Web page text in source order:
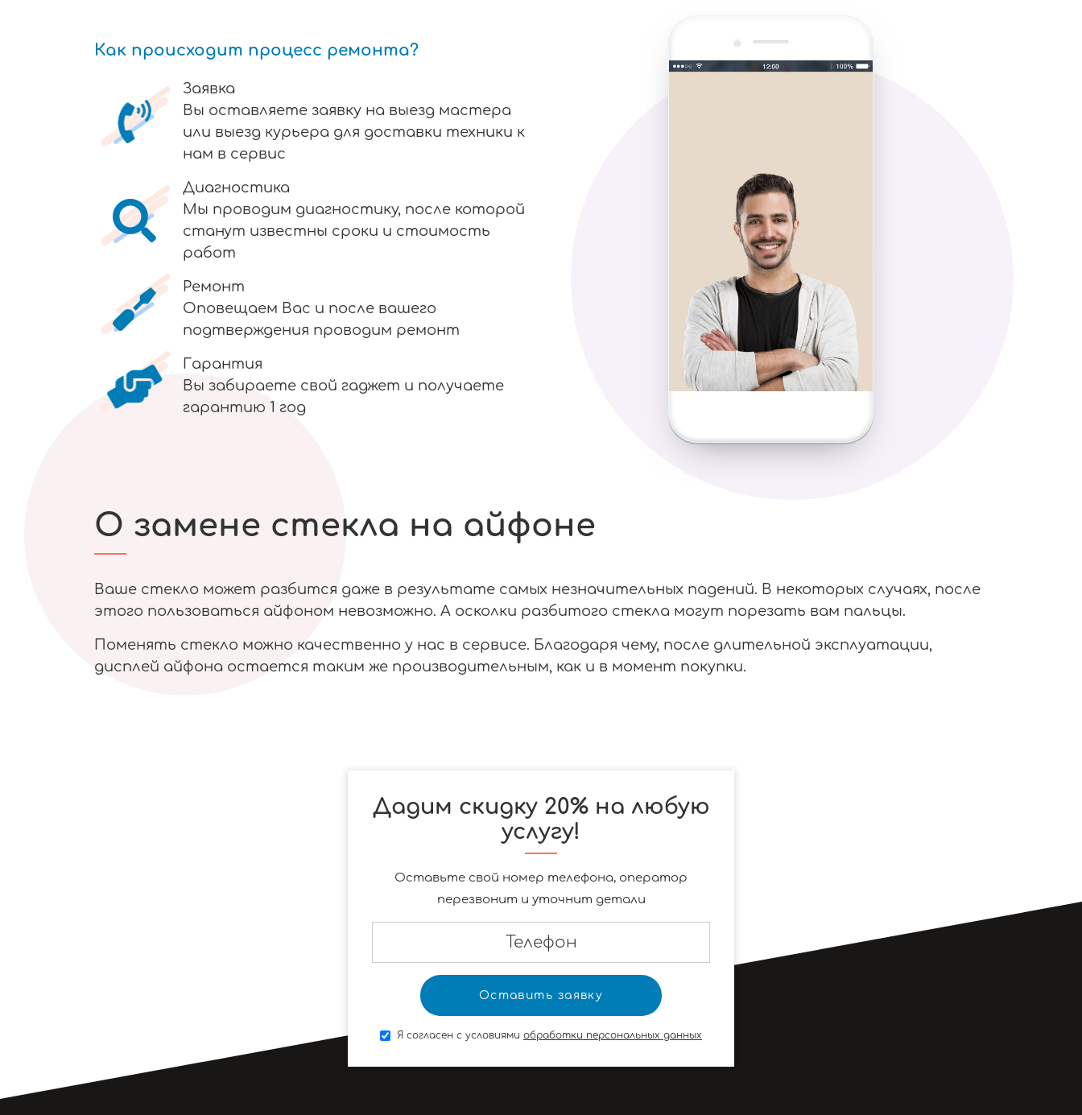
Как происходит процесс ремонта?
Заявка
Вы оставляете заявку на выезд мастера
или выезд курьера для доставки техники к
нам в сервис
Диагностика
Мы проводим диагностику, после которой
станут известны сроки и стоимость
работ
Ремонт
Оповещаем Вас и после вашего
подтверждения проводим ремонт
Гарантия
Вы забираете свой гаджет и получаете
гарантию 1 год
О замене стекла на айфоне
Ваше стекло может разбится даже в результате самых незначительных падений. В некоторых случаях, после
этого пользоваться айфоном невозможно. А осколки разбитого стекла могут порезать вам пальцы.
Поменять стекло можно качественно у нас в сервисе. Благодаря чему, после длительной эксплуатации,
дисплей айфона остается таким же производительным, как и в момент покупки.
Дадим скидку 20% на любую
услугу!
Оставьте свой номер телефона, оператор
перезвонит и уточнит детали
Я согласен с условиями обработки персональных данных